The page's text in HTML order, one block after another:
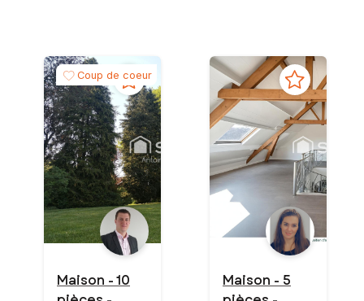
Coup de coeur
Maison - 10
Maison - 5